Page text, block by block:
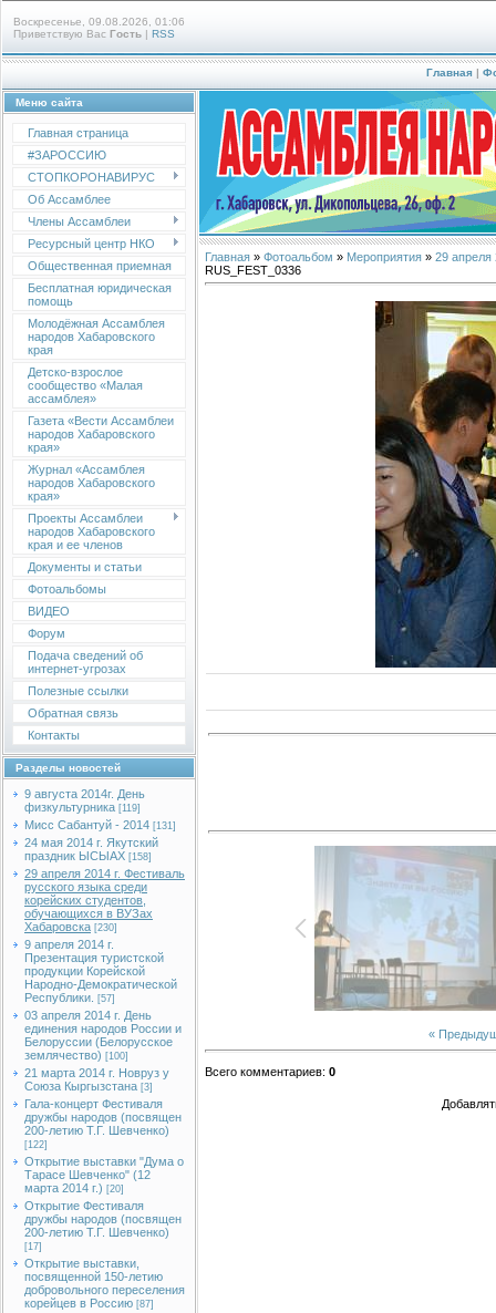
Воскресенье, 09.08.2026, 01:06
Приветствую Вас Гость | RSS
Главная |
Меню сайта
Главная страница
#ЗАРОССИЮ
СТОПКОРОНАВИРУС
Об Ассамблее
Члены Ассамблеи
Ресурсный центр НКО
Общественная приемная
Бесплатная юридическая
помощь
Молодёжная Ассамблея
народов Хабаровского
края
Детско-взрослое
сообщество «Малая
ассамблея»
Газета «Вести Ассамблеи
народов Хабаровского
края»
Журнал «Ассамблея
народов Хабаровского
края»
Проекты Ассамблеи
народов Хабаровского
края и ее членов
Документы и статьи
Фотоальбомы
ВИДЕО
Форум
Подача сведений об
интернет-угрозах
Полезные ссылки
Обратная связь
Контакты
Разделы новостей
9 августа 2014г. День
физкультурника [119]
Мисс Сабантуй - 2014 [131]
24 мая 2014 г. Якутский
праздник ЫСЫАХ [158]
29 апреля 2014 г. Фестиваль
русского языка среди
корейских студентов,
обучающихся в ВУЗах
Хабаровска [230]
9 апреля 2014 г.
Презентация туристской
продукции Корейской
Народно-Демократической
Республики.
[57]
03 апреля 2014 г. День
единения народов России и
Белоруссии (Белорусское
землячество) [100]
21 марта 2014 г. Новруз у
Союза Кыргызстана [3]
Гала-концерт Фестиваля
дружбы народов (посвящен
200-летию Т.Г. Шевченко)
[122]
Открытие выставки "Дума о
Тарасе Шевченко" (12
марта 2014 г.) [20]
Открытие Фестиваля
дружбы народов (посвящен
200-летию Т.Г. Шевченко)
[17]
Открытие выставки,
посвященной 150-летию
добровольного переселения
корейцев в Россию [87]
Главная » Фотоальбом » Мероприятия » 29 апреля
RUS_FEST_0336
«
Всего комментариев: 0